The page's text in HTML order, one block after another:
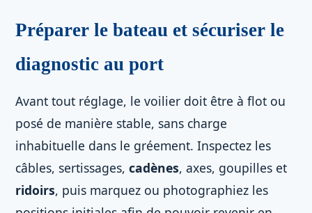
Préparer le bateau et sécuriser le
diagnostic au port
Avant tout réglage, le voilier doit être à flot ou
posé de manière stable, sans charge
inhabituelle dans le gréement. Inspectez les
câbles, sertissages, cadènes, axes, goupilles et
ridoirs, puis marquez ou photographiez les